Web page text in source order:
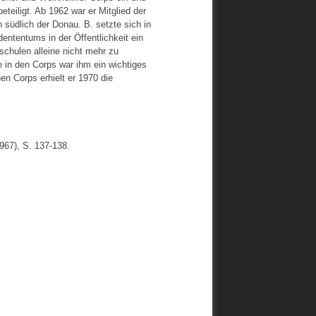
Ab 1962 war er Mitglied der
südlich der Donau. B. setzte sich in
in der Öffentlichkeit ein
alleine nicht mehr zu
in den Corps war ihm ein wichtiges
Corps erhielt er 1970 die
S. 137-138.